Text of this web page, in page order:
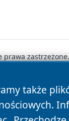
także
prawa zastrzeżone.
Polityka